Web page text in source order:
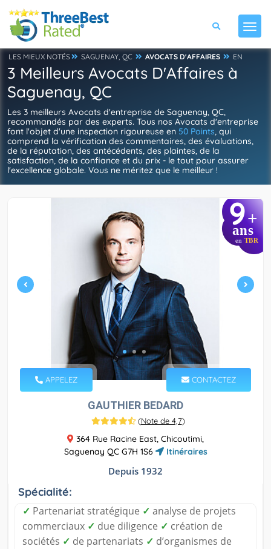
LES MIEUX NOTÉS SAGUENAY, QC AVOCATS D'AFFAIRES EN
3 Meilleurs Avocats D'Affaires à
Saguenay, QC
Les 3 meilleurs Avocats d'entreprise de Saguenay, QC,
recommandés par des experts. Tous nos Avocats d'entreprise
font l'objet d'une inspection rigoureuse en 50 Points, qui
comprend la vérification des commentaires, des évaluations,
de la réputation, des antécédents, des plaintes, de la
satisfaction, de la confiance et du prix - le tout pour assurer
l'excellence globale. Vous ne méritez que le meilleur !
9+
ans
en TBR
APPELEZ CONTACTEZ
GAUTHIER BEDARD
(Note de 4,7)
364 Rue Racine East, Chicoutimi,
Saguenay QC G7H 1S6
Itinéraires
Depuis 1932
Spécialité:
✓ Partenariat stratégique ✓ analyse de projets
commerciaux ✓ due diligence ✓ création de
sociétés ✓ de partenariats ✓ d’organismes de